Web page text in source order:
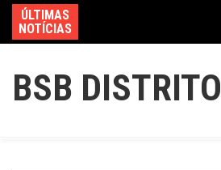
ÚLTIMAS
NOTÍCIAS
BSB DISTRITO